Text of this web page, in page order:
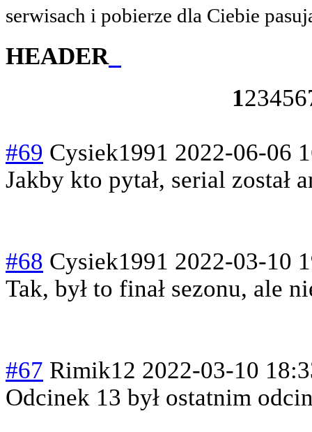
serwisach i pobierze dla Ciebie
HEADER
123456
#69 Cysiek1991 2022-06-06
Jakby kto pytał, serial został
#68 Cysiek1991 2022-03-10
Tak, był to finał sezonu, ale
#67 Rimik12 2022-03-10
Odcinek 13 był ostatnim